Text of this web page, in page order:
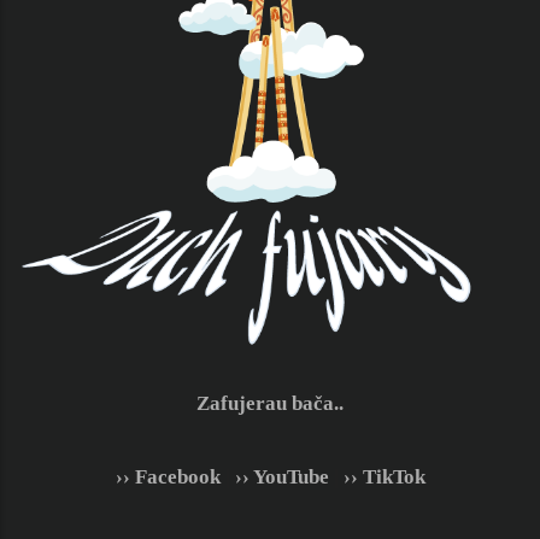
Zafujerau bača..
›› Facebook| ›› YouTube ›› TikTok